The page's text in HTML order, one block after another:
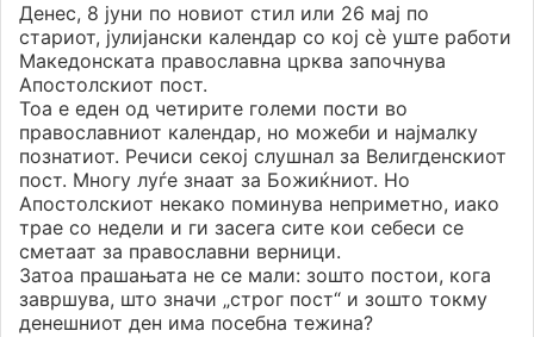
Денес, 8 јуни по новиот стил или 26 мај по
стариот, јулијански календар со кој сè уште работи
Македонската православна црква започнува
Апостолскиот пост.
Тоа е еден од четирите големи пости во
православниот календар, но можеби и најмалку
познатиот. Речиси секој слушнал за Велигденскиот
пост. Многу луѓе знаат за Божиќниот. Но
Апостолскиот некако поминува неприметно, иако
трае со недели и ги засега сите кои себеси се
сметаат за православни верници.
Затоа прашањата не се мали: зошто постои, кога
завршува, што значи „строг пост“ и зошто токму
денешниот ден има посебна тежина?